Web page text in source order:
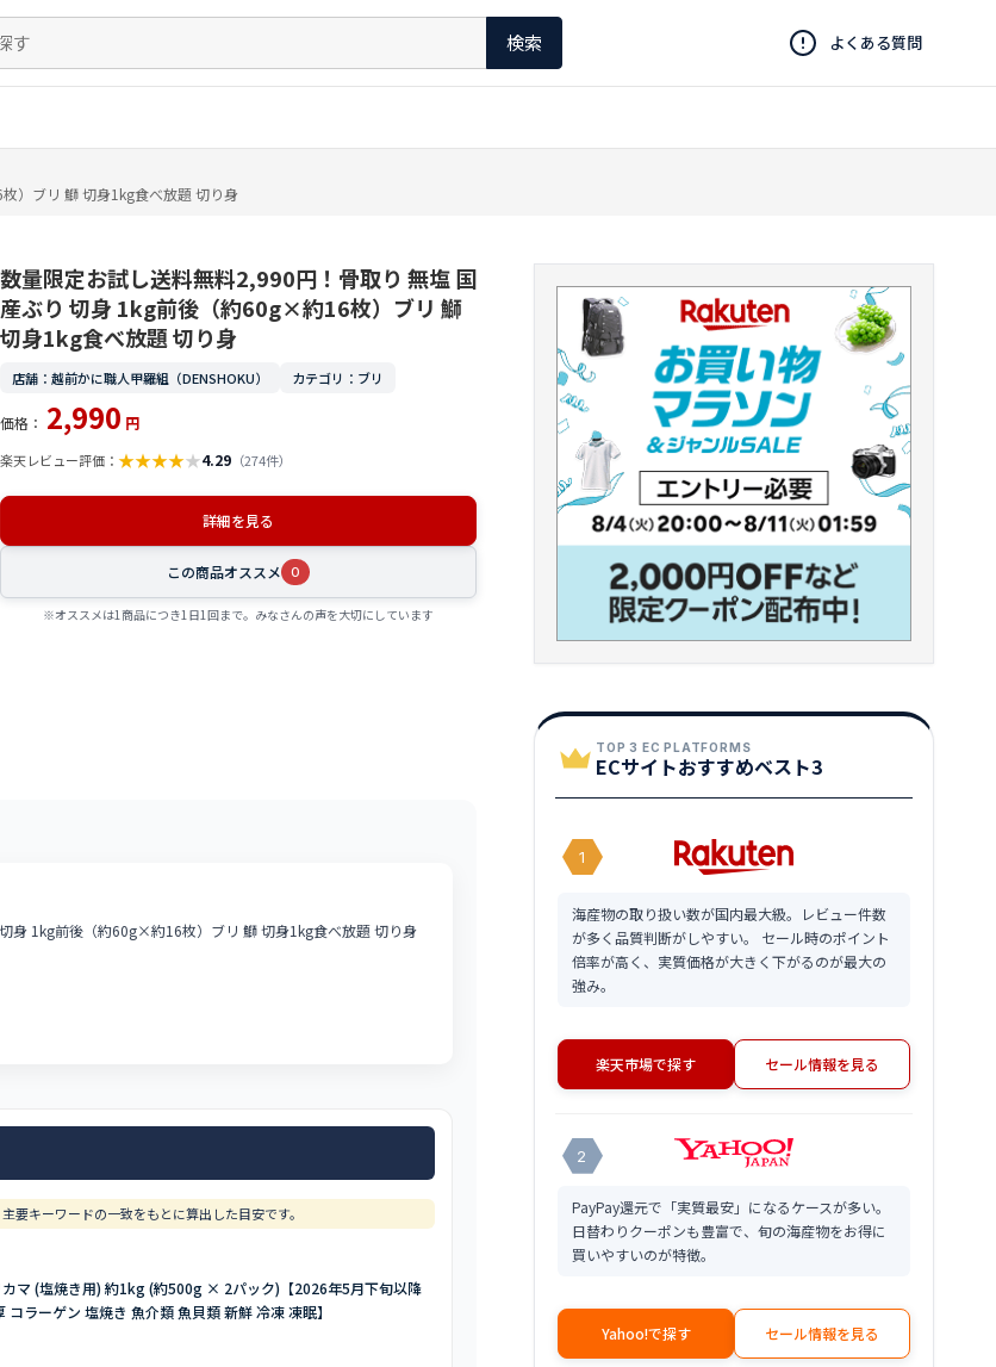
検索 よくある質問
）ブリ 鰤 切身1kg食べ放題 切り身
数量限定お試し送料無料2,990円！骨取り 無塩 国
産ぶり 切身 1kg前後（約60g×約16枚）ブリ 鰤
切身1kg食べ放題 切り身
店舗：越前かに職人甲羅組（DENSHOKU） カテゴリ：ブリ
価格： 2,990 円
楽天レビュー評価： ★★★★★4.29 （274件）
詳細を見る
この商品オススメ 0
※オススメは1商品につき1日1回まで。みなさんの声を大切にしています
身 1kg前後（約60g×約16枚）ブリ 鰤 切身1kg食べ放題 切り身
要キーワードの一致をもとに算出した目安です。
カマ (塩焼き用) 約1kg (約500g × 2パック)【2026年5月下旬以降
ラーゲン 塩焼き 魚介類 魚貝類 新鮮 冷凍 凍眠】
TOP 3 EC PLATFORMS
ECサイトおすすめベスト3
1
海産物の取り扱い数が国内最大級。レビュー件数
が多く品質判断がしやすい。 セール時のポイント
倍率が高く、実質価格が大きく下がるのが最大の
強み。
楽天市場で探す セール情報を見る
2
PayPay還元で「実質最安」になるケースが多い。
日替わりクーポンも豊富で、旬の海産物をお得に
買いやすいのが特徴。
Yahoo!で探す セール情報を見る